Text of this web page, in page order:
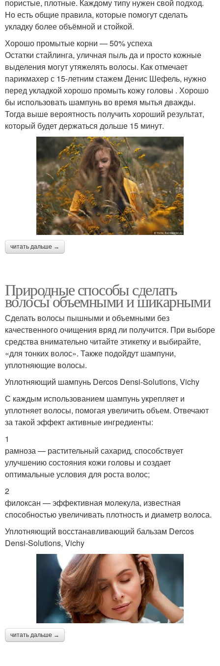
пористые, плотные. Каждому типу нужен свой подход.
Но есть общие правила, которые помогут сделать
укладку более объёмной и стойкой.
Хорошо промытые корни — 50% успеха
Остатки стайлинга, уличная пыль да и просто кожные
выделения могут утяжелять волосы. Как отмечает
парикмахер с 15-летним стажем Денис Шефель, нужно
перед укладкой хорошо промыть кожу головы . Хорошо
бы использовать шампунь во время мытья дважды.
Тогда выше вероятность получить хороший результат,
который будет держаться дольше 15 минут.
читать дальше →
Природные способы сделать
волосы объемными и шикарными
Сделать волосы пышными и объемными без
качественного очищения вряд ли получится. При выборе
средства внимательно читайте этикетку и выбирайте,
«для тонких волос». Также подойдут шампуни,
уплотняющие волосы.
Уплотняющий шампунь Dercos Densi-Solutions, Vichy
С каждым использованием шампунь укрепляет и
уплотняет волосы, помогая увеличить объем. Отвечают
за такой эффект активные ингредиенты:
1
рамноза — растительный сахарид, способствует
улучшению состояния кожи головы и создает
оптимальные условия для роста волос;
2
филоксан — эффективная молекула, известная
способностью увеличивать плотность и диаметр волоса.
Уплотняющий восстанавливающий бальзам Dercos
Densi-Solutions, Vichy
читать дальше →